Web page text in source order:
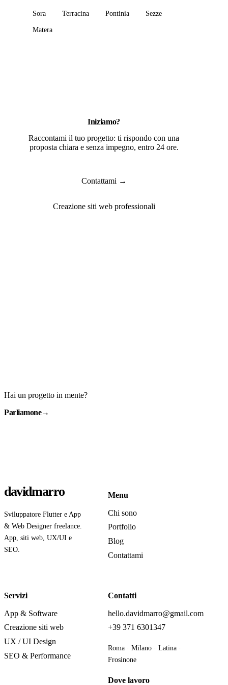
Sora Terracina Pontinia
Sezze
Matera
Iniziamo?
Raccontami il tuo progetto: ti rispondo con una
proposta chiara e senza impegno, entro 24 ore.
Contattami →
Creazione siti web professionali
Hai un progetto in mente?
Parliamone→
davidmarro
Sviluppatore Flutter e App
& Web Designer freelance.
App, siti web, UX/UI e
SEO.
Menu
Chi sono
Portfolio
Blog
Contattami
Servizi
App & Software
Creazione siti web
UX / UI Design
SEO & Performance
Contatti
hello.davidmarro@gmail.com
+39 371 6301347
Roma · Milano · Latina ·
Frosinone
Dove lavoro